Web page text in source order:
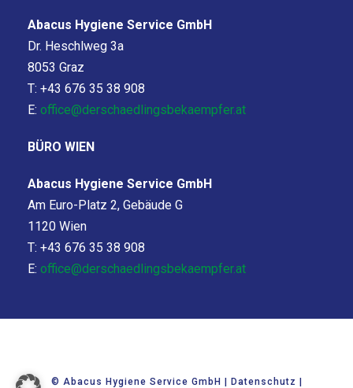
Abacus Hygiene Service GmbH
Dr. Heschlweg 3a
8053 Graz
T: +43 676 35 38 908
E: office@derschaedlingsbekaempfer.at
BÜRO WIEN
Abacus Hygiene Service GmbH
Am Euro-Platz 2, Gebäude G
1120 Wien
T: +43 676 35 38 908
E: office@derschaedlingsbekaempfer.at
© Abacus Hygiene Service GmbH | Datenschutz